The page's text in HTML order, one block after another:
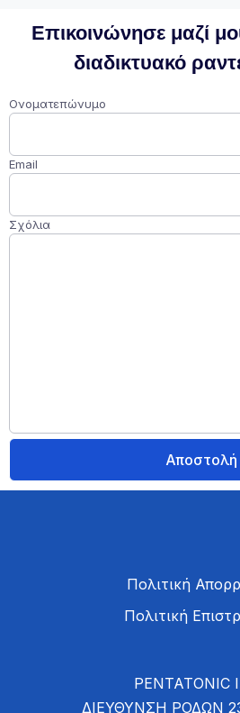
Επικοινώνησε μαζί
διαδικτυακό
Ονοματεπώνυμο
Email
Σχόλια
Πολιτική
Πολιτική
PENTATONIC
ΔΙΕΥΘΥΝΣΗ ΡΟΔΩΝ